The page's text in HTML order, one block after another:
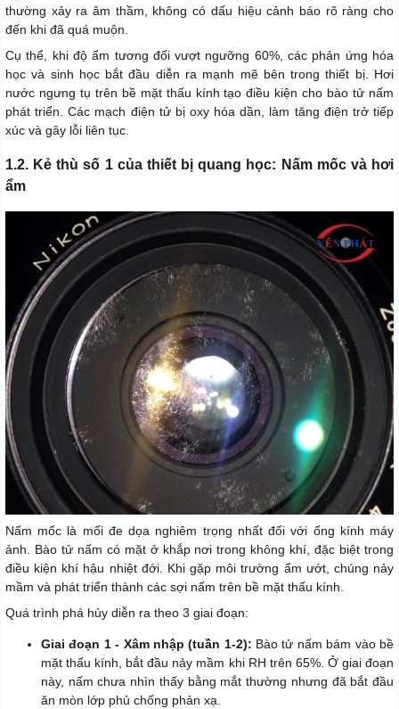
thường xảy ra âm thầm, không có dấu hiệu cảnh báo rõ ràng cho
đến khi đã quá muộn.
Cụ thể, khi độ ẩm tương đối vượt ngưỡng 60%, các phản ứng hóa
học và sinh học bắt đầu diễn ra mạnh mẽ bên trong thiết bị. Hơi
nước ngưng tụ trên bề mặt thấu kính tạo điều kiện cho bào tử nấm
phát triển. Các mạch điện tử bị oxy hóa dần, làm tăng điện trở tiếp
xúc và gây lỗi liên tục.
1.2. Kẻ thù số 1 của thiết bị quang học: Nấm mốc và hơi
ẩm
Nấm mốc là mối đe dọa nghiêm trọng nhất đối với ống kính máy
ảnh. Bào tử nấm có mặt ở khắp nơi trong không khí, đặc biệt trong
điều kiện khí hậu nhiệt đới. Khi gặp môi trường ẩm ướt, chúng nảy
mầm và phát triển thành các sợi nấm trên bề mặt thấu kính.
Quá trình phá hủy diễn ra theo 3 giai đoạn:
Giai đoạn 1 - Xâm nhập (tuần 1-2): Bào tử nấm bám vào bề
mặt thấu kính, bắt đầu nảy mầm khi RH trên 65%. Ở giai đoạn
này, nấm chưa nhìn thấy bằng mắt thường nhưng đã bắt đầu
ăn mòn lớp phủ chống phản xạ.